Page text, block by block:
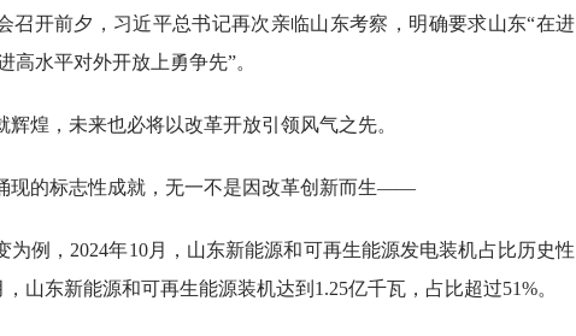
召开前夕，习近平总书记再次亲临山东考察，明确要求山东“在进
高水平对外开放上勇争先”。
辉煌，未来也必将以改革开放引领风气之先。
现的标志性成就，无一不是因改革创新而生——
为例，2024年10月，山东新能源和可再生能源发电装机占比历史性
山东新能源和可再生能源装机达到1.25亿千瓦，占比超过51%。